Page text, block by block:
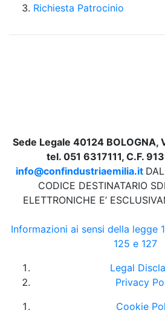
Richiesta Patrocinio
Sede Legale 40124 BOLOGNA,
tel. 051 6317111, C.F.
info@confindustriaemilia.it
CODICE DESTINATARIO
ELETTRONICHE E’
Informazioni ai sensi della legge
125 e 127
Legal
Privacy
Cookie